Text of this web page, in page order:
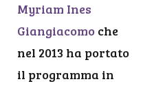
Myriam Ines
Giangiacomo che
nel 2013 ha portato
il programma in